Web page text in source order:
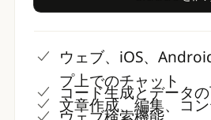
ウェブ、iOS、
プ上でのチャット
コード生成とデータ
文章作成、編集、コ